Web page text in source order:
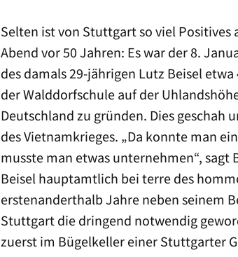
Pieri
Selten ist von Stuttgart so viel Positives
Abend vor 50 Jahren: Es war der 8.
des damals 29-jährigen Lutz Beisel
der Walddorfschule auf der
Deutschland zu gründen. Dies geschah
des Vietnamkrieges. „Da konnte man
musste man etwas unternehmen“, sagt
Beisel hauptamtlich bei terre des
erstenanderthalb Jahre neben seinem
Stuttgart die dringend notwendig
zuerst im Bügelkeller einer Stuttgarter